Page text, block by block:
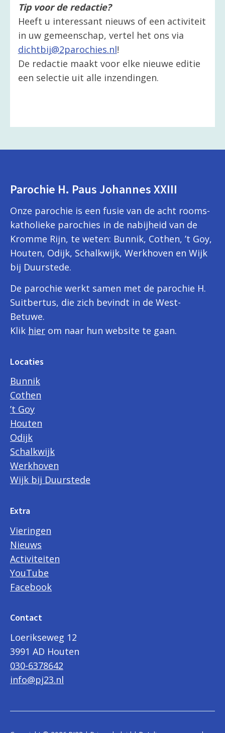
Tip voor de redactie?
Heeft u interessant nieuws of een activiteit
in uw gemeenschap, vertel het ons via
dichtbij@2parochies.nl!
De redactie maakt voor elke nieuwe editie
een selectie uit alle inzendingen.
Parochie H. Paus Johannes XXIII
Onze parochie is een fusie van de acht rooms-
katholieke parochies in de nabijheid van de
Kromme Rijn, te weten: Bunnik, Cothen, ’t Goy,
Houten, Odijk, Schalkwijk, Werkhoven en Wijk
bij Duurstede.
De parochie werkt samen met de parochie H.
Suitbertus, die zich bevindt in de West-
Betuwe.
Klik hier om naar hun website te gaan.
Locaties
Bunnik
Cothen
’t Goy
Houten
Odijk
Schalkwijk
Werkhoven
Wijk bij Duurstede
Extra
Vieringen
Nieuws
Activiteiten
YouTube
Facebook
Contact
Loerikseweg 12
3991 AD Houten
030-6378642
info@pj23.nl